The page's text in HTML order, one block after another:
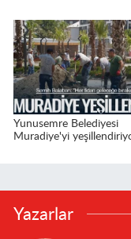
Yunusemre Belediyesi
Muradiye'yi
Yazarlar